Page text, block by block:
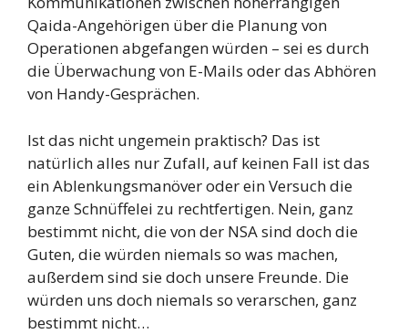
Qaida-Angehörigen über die Planung von
Operationen abgefangen würden – sei es durch
die Überwachung von E-Mails oder das Abhören
von Handy-Gesprächen.
Ist das nicht ungemein praktisch? Das ist
natürlich alles nur Zufall, auf keinen Fall ist das
ein Ablenkungsmanöver oder ein Versuch die
ganze Schnüffelei zu rechtfertigen. Nein, ganz
bestimmt nicht, die von der NSA sind doch die
Guten, die würden niemals so was machen,
außerdem sind sie doch unsere Freunde. Die
würden uns doch niemals so verarschen, ganz
bestimmt nicht…